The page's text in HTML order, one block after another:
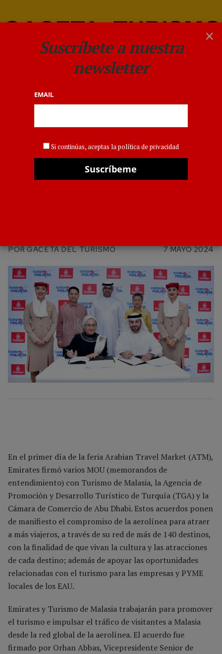
Emirates firma acuerdos
con las Oficinas de Turismo
PORGACETA DEL TURISMO 7 MAYO 2024
En el primer día de la feria Arabian Travel Market (ATM),
Emirates firmó varios MOU (memorandos de
entendimiento) con Turismo de Malasia, la Agencia de
Promoción y Desarrollo Turístico de Turquía (TGA) y la
Cámara de Comercio de Abu Dhabi. Estos acuerdos ponen
de manifiesto el compromiso de la aerolínea para atraer
a más viajeros, a través de su red de más de 140 destinos,
con la finalidad de que vivan la cultura y las atracciones
de cada destino; además de apoyar las oportunidades
relacionadas con el turismo para las empresas y PYME
locales de los EAU.
Emirates y Turismo de Malasia trabajarán para promover
el turismo e impulsar el tráfico de visitantes a Malasia
desde la red global de la aerolínea. El acuerdo fue
firmado por Orhan Abbas, Vicepresidente Senior de
×
Suscríbete a nuestra
newsletter
EMAIL
Si continúas, aceptas la política de privacidad